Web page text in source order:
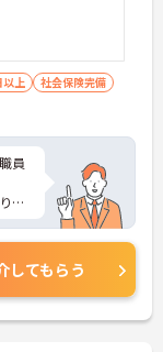
以上
社会保険完備
員
、
の
、
してもらう